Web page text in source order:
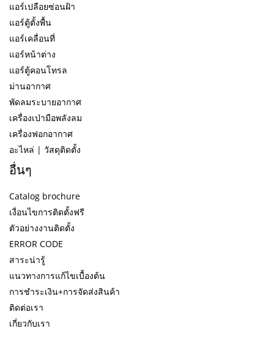
แอร์เปลือยซ่อนฝ้า
แอร์ตู้ตั้งพื้น
แอร์เคลื่อนที่
แอร์หน้าต่าง
แอร์ตู้คอนโทรล
ม่านอากาศ
พัดลมระบายอากาศ
เครื่องเป่ามือพลังลม
เครื่องฟอกอากาศ
อะไหล่ | วัสดุติดตั้ง
อื่นๆ
Catalog brochure
เงื่อนไขการติดตั้งฟรี
ตัวอย่างงานติดตั้ง
ERROR CODE
สาระน่ารู้
แนวทางการแก้ไขเบื้องต้น
การชำระเงิน+การจัดส่งสินค้า
ติดต่อเรา
เกี่ยวกับเรา